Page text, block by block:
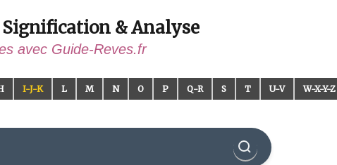
& Analyse
avec Guide-Reves.fr
I-J-K L M N O P Q-R S T U-V W-X-Y-Z